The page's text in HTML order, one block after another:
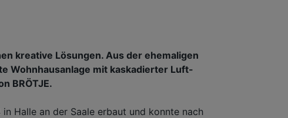
kreative Lösungen. Aus der ehemaligen
Wohnhausanlage mit kaskadierter Luft-
BRÖTJE.
Halle an der Saale erbaut und konnte nach